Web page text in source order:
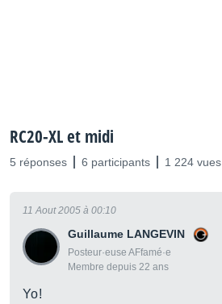
RC20-XL et midi
5 réponses 6 participants 1 224 vues
Guillaume LANGEVIN
Posteur·euse AFfamé·e
Membre depuis 22 ans
11 Aout 2005 à 00:10
Yo!